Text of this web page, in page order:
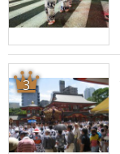
3